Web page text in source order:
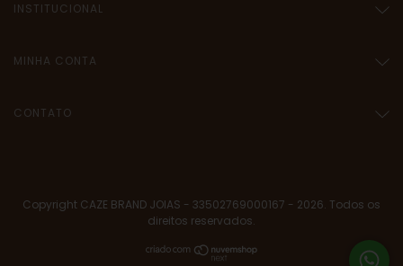
INSTITUCIONAL
MINHA CONTA
CONTATO
Copyright CAZE BRAND JOIAS - 33502769000167 - 2026. Todos os
direitos reservados.